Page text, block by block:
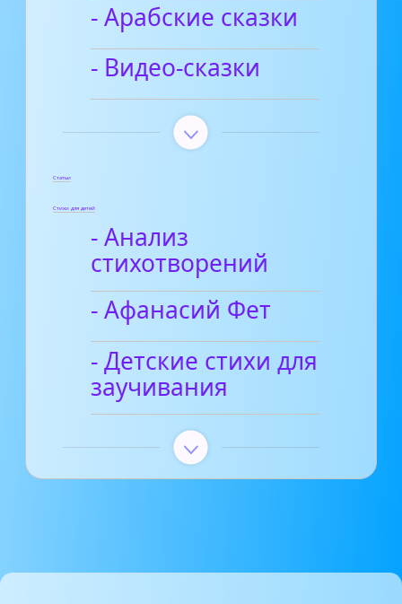
- Арабские сказки
- Видео-сказки
Статьи
Стихи для детей
- Анализ
стихотворений
- Афанасий Фет
- Детские стихи для
заучивания